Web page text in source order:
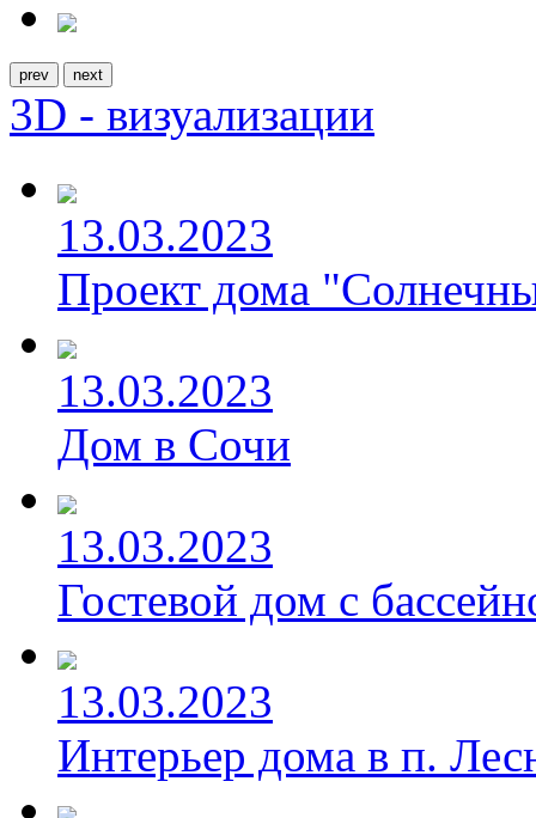
prev next
3D - визуализации
13.03.2023
Проект дома
13.03.2023
Дом в Сочи
13.03.2023
Гостевой дом с
13.03.2023
Интерьер дома в п.